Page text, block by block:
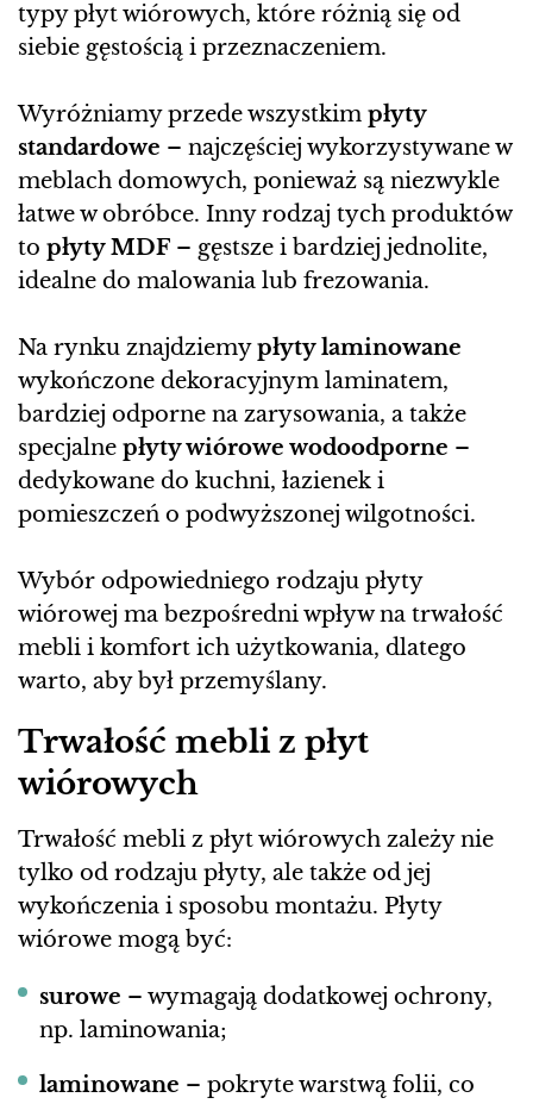
typy płyt wiórowych, które różnią się od
siebie gęstością i przeznaczeniem.
Wyróżniamy przede wszystkim płyty
standardowe – najczęściej wykorzystywane w
meblach domowych, ponieważ są niezwykle
łatwe w obróbce. Inny rodzaj tych produktów
to płyty MDF – gęstsze i bardziej jednolite,
idealne do malowania lub frezowania.
Na rynku znajdziemypłyty laminowane
wykończone dekoracyjnym laminatem,
bardziej odporne na zarysowania, a także
specjalne płyty wiórowe wodoodporne –
dedykowane do kuchni, łazienek i
pomieszczeń o podwyższonej wilgotności.
Wybór odpowiedniego rodzaju płyty
wiórowej ma bezpośredni wpływ na trwałość
mebli i komfort ich użytkowania, dlatego
warto, aby był przemyślany.
Trwałość mebli z płyt
wiórowych
Trwałość mebli z płyt wiórowych zależy nie
tylko od rodzaju płyty, ale także od jej
wykończenia i sposobu montażu. Płyty
wiórowe mogą być:
surowe – wymagają dodatkowej ochrony,
np. laminowania;
laminowane – pokryte warstwą folii, co